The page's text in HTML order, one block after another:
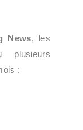
News, les
plusieurs
: